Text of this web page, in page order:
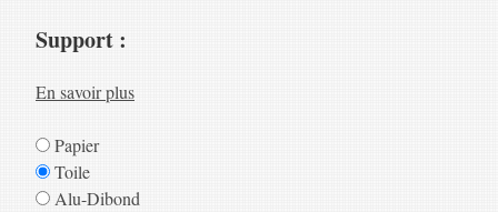
Support :
En savoir plus
Papier
Toile
Alu-Dibond